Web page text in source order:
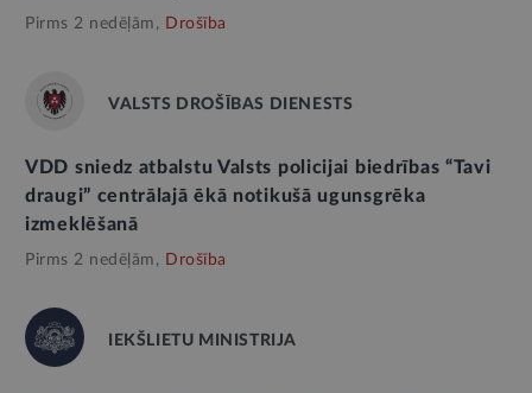
Pirms 2 nedēļām, Drošība
VALSTS DROŠĪBAS DIENESTS
VDD sniedz atbalstu Valsts policijai biedrības “Tavi
draugi” centrālajā ēkā notikušā ugunsgrēka
izmeklēšanā
Pirms 2 nedēļām, Drošība
IEKŠLIETU MINISTRIJA